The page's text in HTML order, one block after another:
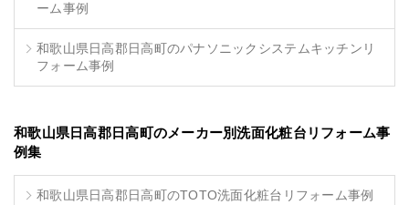
ーム事例
和歌山県日高郡日高町のパナソニックシステムキッチンリ
フォーム事例
和歌山県日高郡日高町のメーカー別洗面化粧台リフォーム事
例集
和歌山県日高郡日高町のTOTO洗面化粧台リフォーム事例